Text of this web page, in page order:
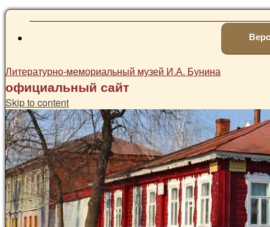
Литературно-мемориальный музей И.А. Бунина
официальный сайт
Skip to content